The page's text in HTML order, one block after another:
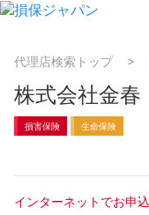
代理店検索トップ
株式会社金春
損害保険 生命保険
インターネットでお申